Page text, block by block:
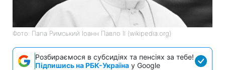
Фото: Папа Римський Іоанн Павло II (wikipedia.org)
Розбираємося в субсидіях та пенсіях за тебе!
Підпишись на РБК-Україна у Google